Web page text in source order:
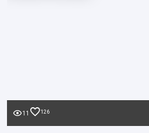
11 126